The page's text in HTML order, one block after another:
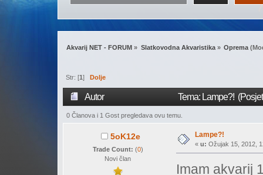
Akvarij NET - FORUM » Slatkovodna Akvaristika» Oprema
Str: [1] Dolje
Autor Tema: Lampe?!
0 Članova i 1 Gost pregledava ovu temu.
5oK12e
Trade Count: (0)
Novi član
Lampe?!
« u: Ožujak 15, 2012,
Imam akvarij